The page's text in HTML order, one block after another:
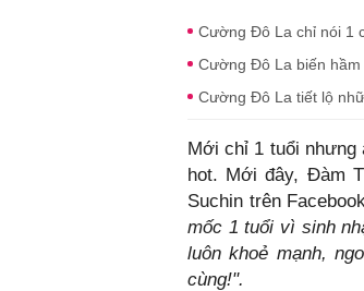
Cường Đô La chỉ nói 1
Cường Đô La biến hầm
Cường Đô La tiết lộ
Mới chỉ 1 tuổi
hot. Mới đây, Đàm
Suchin trên
mốc 1 tuổi vì sinh
luôn khoẻ mạnh,
cùng!".